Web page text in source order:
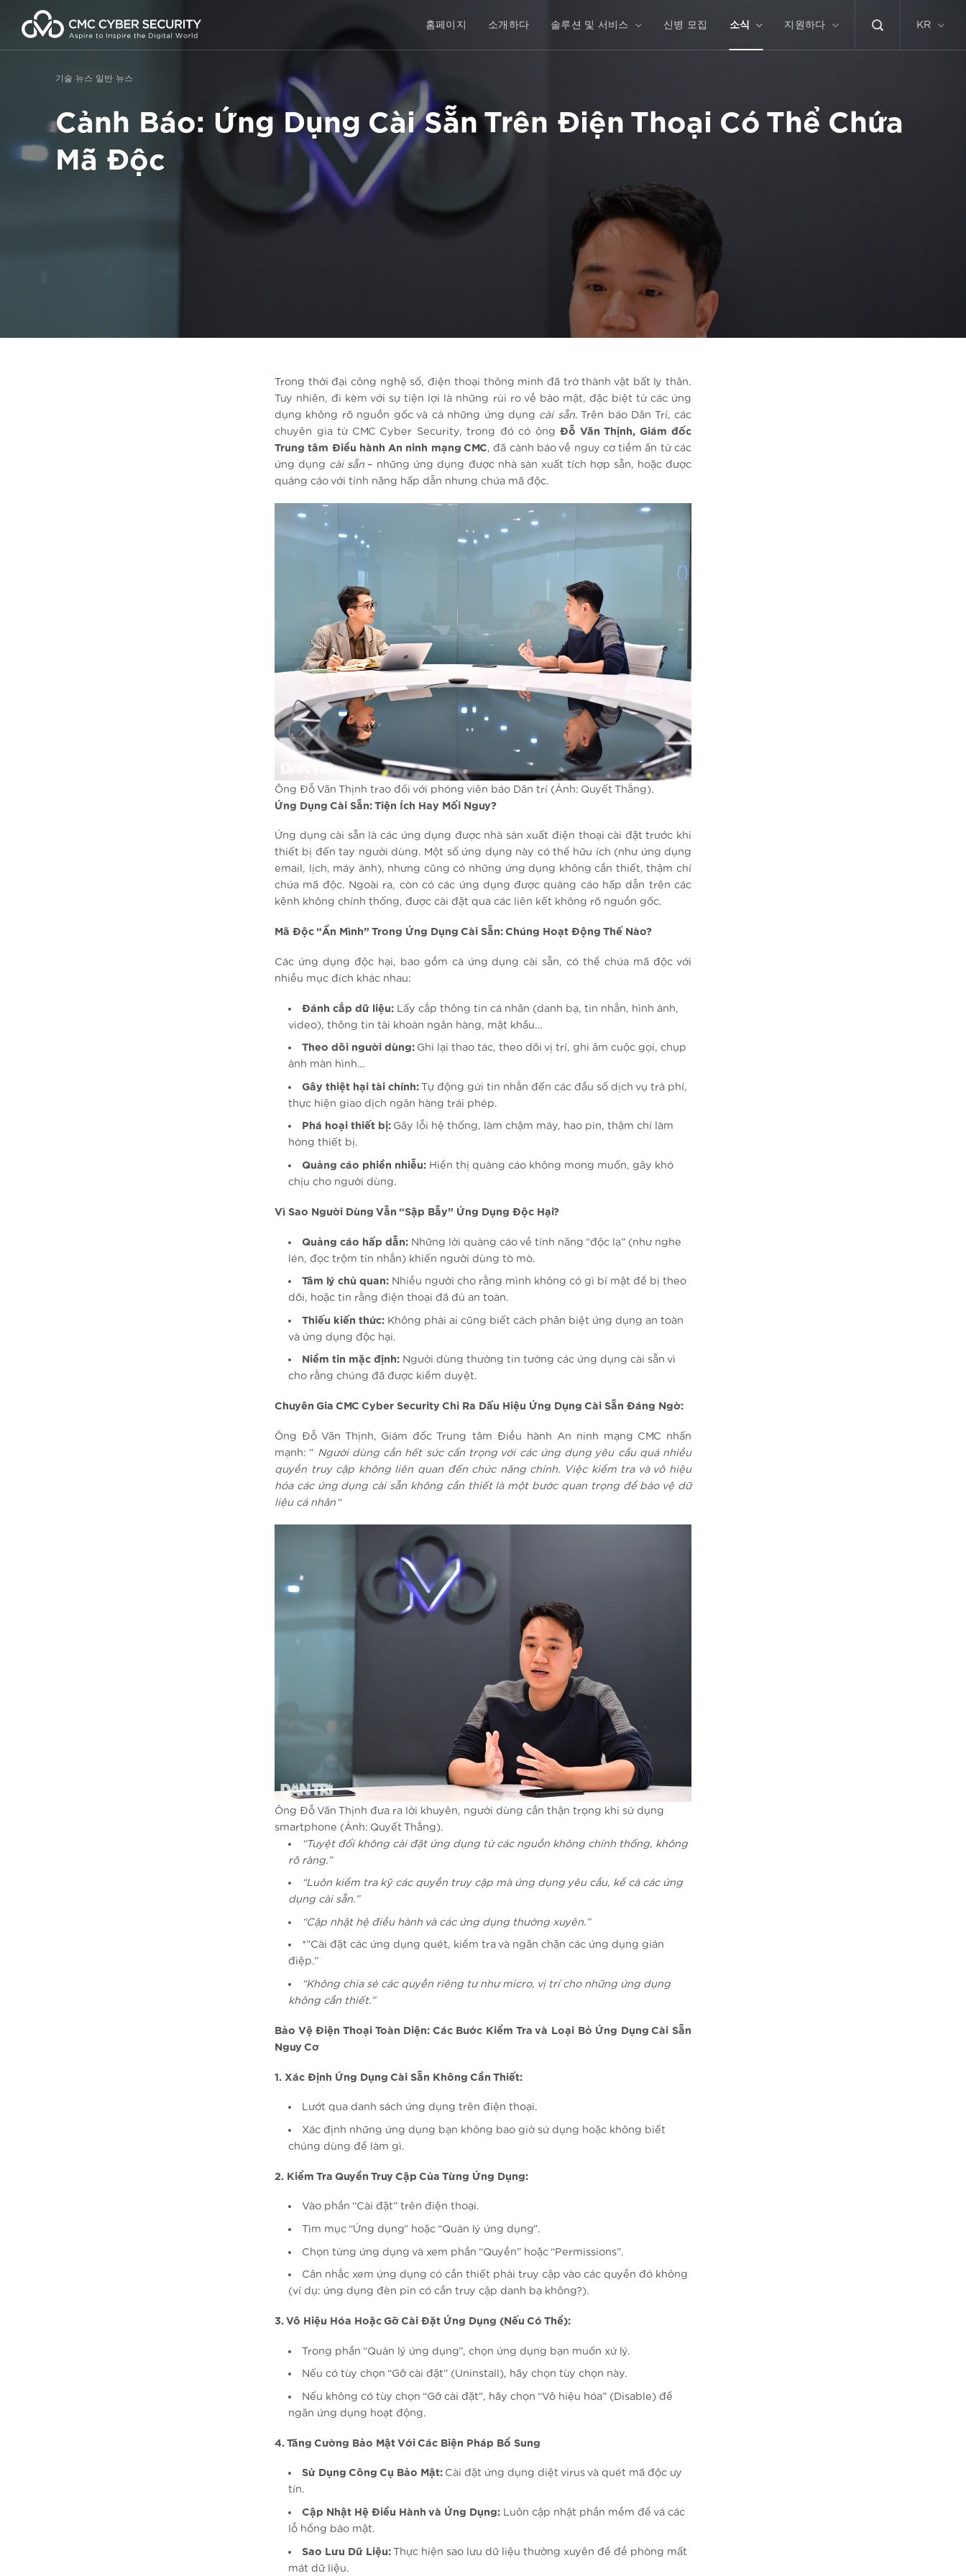
홈페이지 소개하다 솔루션 및 서비스 신병 모집 소식 지원하다 KR
기술 뉴스 일반 뉴스
Cảnh Báo: Ứng Dụng Cài Sẵn Trên Điện Thoại Có Thể Chứa
Mã Độc
Trong thời đại công nghệ số, điện thoại thông minh đã trở thành vật bất ly thân.
Tuy nhiên, đi kèm với sự tiện lợi là những rủi ro về bảo mật, đặc biệt từ các ứng
dụng không rõ nguồn gốc và cả những ứng dụng cài sẵn. Trên báo Dân Trí, các
chuyên gia từ CMC Cyber Security, trong đó có ông Đỗ Văn Thịnh, Giám đốc
Trung tâm Điều hành An ninh mạng CMC, đã cảnh báo về nguy cơ tiềm ẩn từ các
ứng dụng cài sẵn – những ứng dụng được nhà sản xuất tích hợp sẵn, hoặc được
quảng cáo với tính năng hấp dẫn nhưng chứa mã độc.
Ông Đỗ Văn Thịnh trao đổi với phóng viên báo Dân trí (Ảnh: Quyết Thắng).
Ứng Dụng Cài Sẵn: Tiện Ích Hay Mối Nguy?
Ứng dụng cài sẵn là các ứng dụng được nhà sản xuất điện thoại cài đặt trước khi
thiết bị đến tay người dùng. Một số ứng dụng này có thể hữu ích (như ứng dụng
email, lịch, máy ảnh), nhưng cũng có những ứng dụng không cần thiết, thậm chí
chứa mã độc. Ngoài ra, còn có các ứng dụng được quảng cáo hấp dẫn trên các
kênh không chính thống, được cài đặt qua các liên kết không rõ nguồn gốc.
Mã Độc “Ẩn Mình” Trong Ứng Dụng Cài Sẵn: Chúng Hoạt Động Thế Nào?
Các ứng dụng độc hại, bao gồm cả ứng dụng cài sẵn, có thể chứa mã độc với
nhiều mục đích khác nhau:
Đánh cắp dữ liệu: Lấy cắp thông tin cá nhân (danh bạ, tin nhắn, hình ảnh,
video), thông tin tài khoản ngân hàng, mật khẩu…
Theo dõi người dùng: Ghi lại thao tác, theo dõi vị trí, ghi âm cuộc gọi, chụp
ảnh màn hình…
Gây thiệt hại tài chính: Tự động gửi tin nhắn đến các đầu số dịch vụ trả phí,
thực hiện giao dịch ngân hàng trái phép.
Phá hoại thiết bị: Gây lỗi hệ thống, làm chậm máy, hao pin, thậm chí làm
hỏng thiết bị.
Quảng cáo phiền nhiễu: Hiển thị quảng cáo không mong muốn, gây khó
chịu cho người dùng.
Vì Sao Người Dùng Vẫn “Sập Bẫy” Ứng Dụng Độc Hại?
Quảng cáo hấp dẫn: Những lời quảng cáo về tính năng “độc lạ” (như nghe
lén, đọc trộm tin nhắn) khiến người dùng tò mò.
Tâm lý chủ quan: Nhiều người cho rằng mình không có gì bí mật để bị theo
dõi, hoặc tin rằng điện thoại đã đủ an toàn.
Thiếu kiến thức: Không phải ai cũng biết cách phân biệt ứng dụng an toàn
và ứng dụng độc hại.
Niềm tin mặc định: Người dùng thường tin tưởng các ứng dụng cài sẵn vì
cho rằng chúng đã được kiểm duyệt.
Chuyên Gia CMC Cyber Security Chỉ Ra Dấu Hiệu Ứng Dụng Cài Sẵn Đáng Ngờ:
Ông Đỗ Văn Thịnh, Giám đốc Trung tâm Điều hành An ninh mạng CMC nhấn
mạnh: ” Người dùng cần hết sức cẩn trọng với các ứng dụng yêu cầu quá nhiều
quyền truy cập không liên quan đến chức năng chính. Việc kiểm tra và vô hiệu
hóa các ứng dụng cài sẵn không cần thiết là một bước quan trọng để bảo vệ dữ
liệu cá nhân “
Ông Đỗ Văn Thịnh đưa ra lời khuyên, người dùng cần thận trọng khi sử dụng
smartphone (Ảnh: Quyết Thắng).
“Tuyệt đối không cài đặt ứng dụng từ các nguồn không chính thống, không
rõ ràng.”
“Luôn kiểm tra kỹ các quyền truy cập mà ứng dụng yêu cầu, kể cả các ứng
dụng cài sẵn.”
“Cập nhật hệ điều hành và các ứng dụng thường xuyên.”
*”Cài đặt các ứng dụng quét, kiểm tra và ngăn chặn các ứng dụng gián
điệp.”
“Không chia sẻ các quyền riêng tư như micro, vị trí cho những ứng dụng
không cần thiết.”
Bảo Vệ Điện Thoại Toàn Diện: Các Bước Kiểm Tra và Loại Bỏ Ứng Dụng Cài Sẵn
Nguy Cơ
1. Xác Định Ứng Dụng Cài Sẵn Không Cần Thiết:
Lướt qua danh sách ứng dụng trên điện thoại.
Xác định những ứng dụng bạn không bao giờ sử dụng hoặc không biết
chúng dùng để làm gì.
2. Kiểm Tra Quyền Truy Cập Của Từng Ứng Dụng:
Vào phần “Cài đặt” trên điện thoại.
Tìm mục “Ứng dụng” hoặc “Quản lý ứng dụng”.
Chọn từng ứng dụng và xem phần “Quyền” hoặc “Permissions”.
Cân nhắc xem ứng dụng có cần thiết phải truy cập vào các quyền đó không
(ví dụ: ứng dụng đèn pin có cần truy cập danh bạ không?).
3. Vô Hiệu Hóa Hoặc Gỡ Cài Đặt Ứng Dụng (Nếu Có Thể):
Trong phần “Quản lý ứng dụng”, chọn ứng dụng bạn muốn xử lý.
Nếu có tùy chọn “Gỡ cài đặt” (Uninstall), hãy chọn tùy chọn này.
Nếu không có tùy chọn “Gỡ cài đặt”, hãy chọn “Vô hiệu hóa” (Disable) để
ngăn ứng dụng hoạt động.
4. Tăng Cường Bảo Mật Với Các Biện Pháp Bổ Sung
Sử Dụng Công Cụ Bảo Mật: Cài đặt ứng dụng diệt virus và quét mã độc uy
tín.
Cập Nhật Hệ Điều Hành và Ứng Dụng: Luôn cập nhật phần mềm để vá các
lỗ hổng bảo mật.
Sao Lưu Dữ Liệu: Thực hiện sao lưu dữ liệu thường xuyên để đề phòng mất
mát dữ liệu.